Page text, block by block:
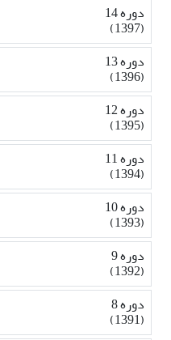
دوره 14
(1397)
دوره 13
(1396)
دوره 12
(1395)
دوره 11
(1394)
دوره 10
(1393)
دوره 9
(1392)
دوره 8
(1391)